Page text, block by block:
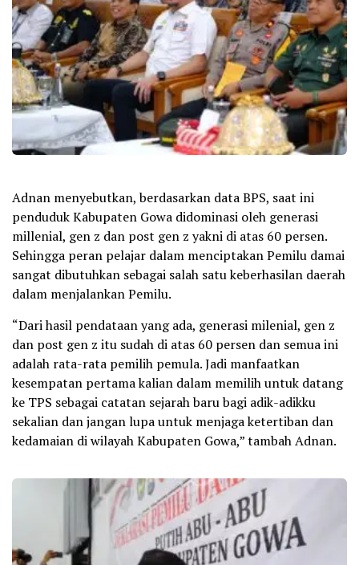
Adnan menyebutkan, berdasarkan data BPS, saat ini
penduduk Kabupaten Gowa didominasi oleh generasi
millenial, gen z dan post gen z yakni di atas 60 persen.
Sehingga peran pelajar dalam menciptakan Pemilu damai
sangat dibutuhkan sebagai salah satu keberhasilan daerah
dalam menjalankan Pemilu.
“Dari hasil pendataan yang ada, generasi milenial, gen z
dan post gen z itu sudah di atas 60 persen dan semua ini
adalah rata-rata pemilih pemula. Jadi manfaatkan
kesempatan pertama kalian dalam memilih untuk datang
ke TPS sebagai catatan sejarah baru bagi adik-adikku
sekalian dan jangan lupa untuk menjaga ketertiban dan
kedamaian di wilayah Kabupaten Gowa,” tambah Adnan.